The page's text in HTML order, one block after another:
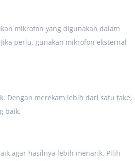
mikrofon yang digunakan dalam
perlu, gunakan mikrofon eksternal
Dengan merekam lebih dari satu take,
baik.
agar hasilnya lebih menarik. Pilih